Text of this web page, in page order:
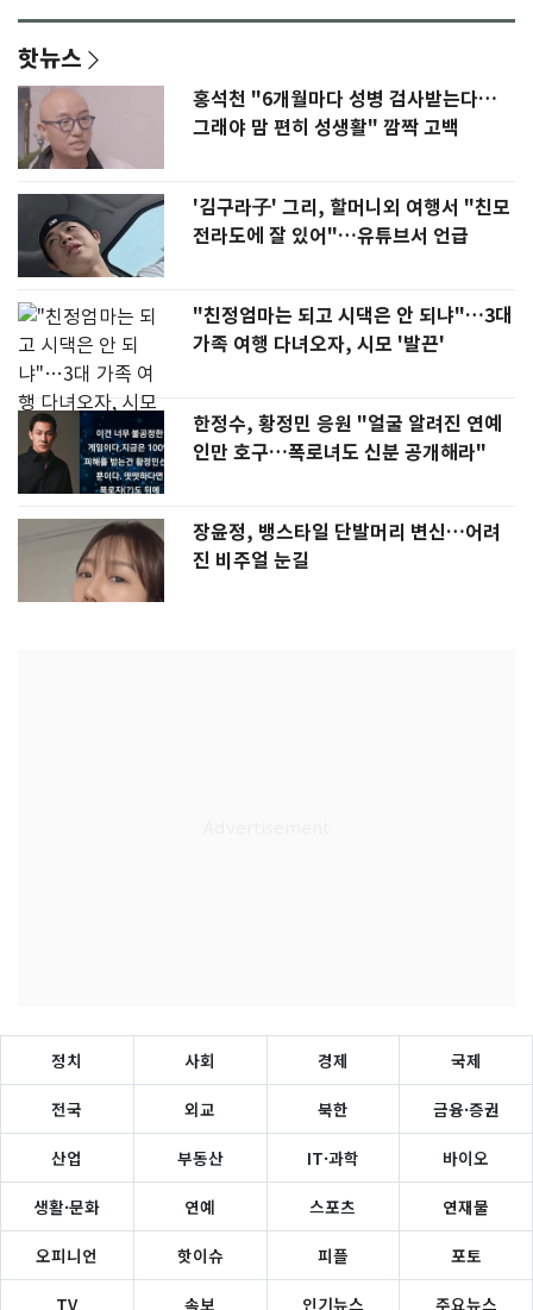
핫뉴스
홍석천 "6개월마다 성병 검사받는다…
그래야 맘 편히 성생활" 깜짝 고백
'김구라子' 그리, 할머니외 여행서 "친모
전라도에 잘 있어"…유튜브서 언급
"친정엄마는 되고 시댁은 안 되냐"…3대
가족 여행 다녀오자, 시모 '발끈'
한정수, 황정민 응원 "얼굴 알려진 연예
인만 호구…폭로녀도 신분 공개해라"
장윤정, 뱅스타일 단발머리 변신…어려
진 비주얼 눈길
정치 사회 경제 국제
전국 외교 북한 금융·증권
산업 부동산 IT·과학 바이오
생활·문화 연예 스포츠 연재물
오피니언 핫이슈 피플 포토
TV 속보 인기뉴스 주요뉴스